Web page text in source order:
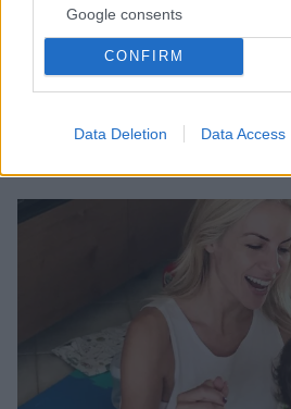
Google consents
CONFIRM
Data Deletion Data Access
Έχασε τον πατριό της